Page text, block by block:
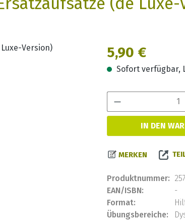
Regulärer Preis:
5,90 €
Sofort verfügbar,
IN DEN
MERKEN
Produktnummer:
EAN/ISBN:
-
Format:
Übungsbereiche: